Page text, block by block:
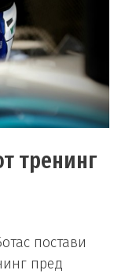
тренинг
постави
пред